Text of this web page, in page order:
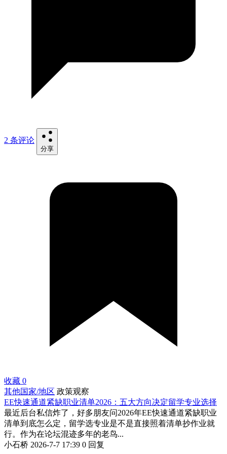
2 条评论
分享
收藏 0
其他国家/地区 政策观察
EE快速通道紧缺职业清单2026：五大方向决定留学专业选择
最近后台私信炸了，好多朋友问2026年EE快速通道紧缺职业
清单到底怎么定，留学选专业是不是直接照着清单抄作业就
行。作为在论坛混迹多年的老鸟...
小石桥 2026-7-7 17:39 0 回复